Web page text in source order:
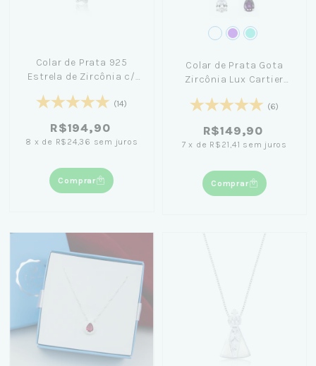
Colar de Prata 925
Estrela de Zircônia c/
(14)
R$194,90
8 x de R$24,36 sem juros
Comprar
Colar de Prata Gota
Zircônia Lux Cartier
(6)
R$149,90
7 x de R$21,41 sem juros
Comprar